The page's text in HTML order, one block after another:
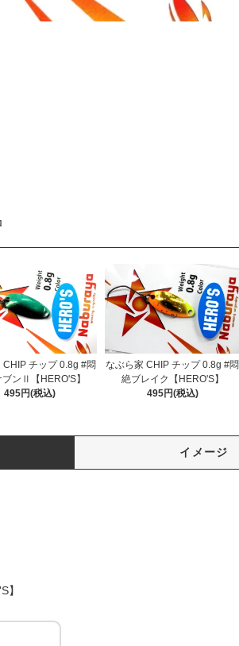
CHIP チップ 0.8g #悶
ンⅡ【HERO'S】
495円(税込)
なぶら家 CHIP チップ 0.8g #悶
絶ブレイク【HERO'S】
495円(税込)
イメージ
】